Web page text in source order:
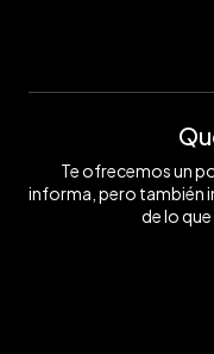
Te ofrecemos un
informa, pero también
de lo